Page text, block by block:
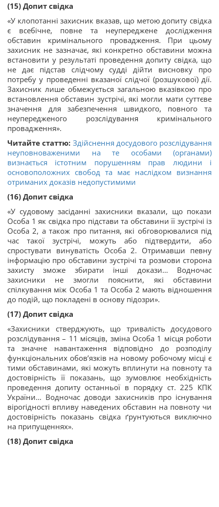
(15) Допит свідка
«У клопотанні захисник вказав, що метою допиту свідка
є всебічне, повне та неупереджене дослідження
обставин кримінального провадження. При цьому
захисник не зазначає, які конкретно обставини можна
встановити у результаті проведення допиту свідка, що
не дає підстав слідчому судді дійти висновку про
потребу у проведенні вказаної слідчої (розшукової) дії.
Захисник лише обмежується загальною вказівкою про
встановлення обставин зустрічі, які могли мати суттєве
значення для забезпечення швидкого, повного та
неупередженого розслідування кримінального
провадження».
Читайте статтю: Здійснення досудового розслідування
неуповноваженими на те особами (органами)
визнається істотним порушенням прав людини і
основоположних свобод та має наслідком визнання
отриманих доказів недопустимими
(16) Допит свідка
«У судовому засіданні захисники вказали, що покази
Особа 1 як свідка про підстави та обставини її зустрічі із
Особа 2, а також про питання, які обговорювалися під
час такої зустрічі, можуть або підтвердити, або
спростувати винуватість Особа 2. Отримавши певну
інформацію про обставини зустрічі та розмови сторона
захисту зможе збирати інші докази… Водночас
захисники не змогли пояснити, які обставини
спілкування між Особа 1 та Особа 2 мають відношення
до подій, що покладені в основу підозри».
(17) Допит свідка
«Захисники стверджують, що тривалість досудового
розслідування – 11 місяців, зміна Особа 1 місця роботи
та значне навантаження відповідно до розподілу
функціональних обов’язків на новому робочому місці є
тими обставинами, які можуть вплинути на повноту та
достовірність її показань, що зумовлює необхідність
проведення допиту останньої в порядку ст. 225 КПК
України… Водночас доводи захисників про існування
вірогідності впливу наведених обставин на повноту чи
достовірність показань свідка ґрунтуються виключно
на припущеннях».
(18) Допит свідка